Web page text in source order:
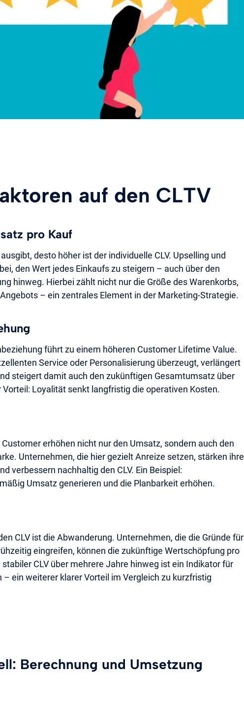
auf den CLTV
pro Kauf
desto höher ist der individuelle CLV. Upselling und
den Wert jedes Einkaufs zu steigern – auch über den
hinweg. Hierbei zählt nicht nur die Größe des Warenkorbs,
– ein zentrales Element in der Marketing-Strategie.
führt zu einem höheren Customer Lifetime Value.
Service oder Personalisierung überzeugt, verlängert
steigert damit auch den zukünftigen Gesamtumsatz über
Loyalität senkt langfristig die operativen Kosten.
erhöhen nicht nur den Umsatz, sondern auch den
Unternehmen, die hier gezielt Anreize setzen, stärken ihre
verbessern nachhaltig den CLV. Ein Beispiel:
Umsatz generieren und die Planbarkeit erhöhen.
CLV ist die Abwanderung. Unternehmen, die die Gründe für
eingreifen, können die zukünftige Wertschöpfung pro
CLV über mehrere Jahre hinweg ist ein Indikator für
ein weiterer klarer Vorteil im Vergleich zu kurzfristig
Berechnung und Umsetzung